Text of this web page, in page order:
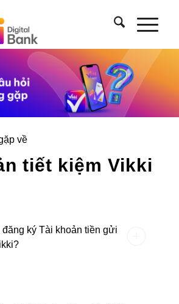
về
tiết kiệm Vikki
ký Tài khoản tiền gửi